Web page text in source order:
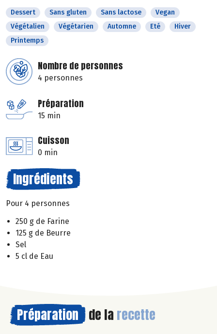
Dessert Sans gluten Sans lactose
Vegan
Végétalien
Végétarien Automne Eté
Hiver
Printemps
Nombre de personnes
4 personnes
Préparation
15 min
Cuisson
0 min
Ingrédients
Pour 4 personnes
250 g de Farine
125 g de Beurre
Sel
5 cl de Eau
Préparation de la recette